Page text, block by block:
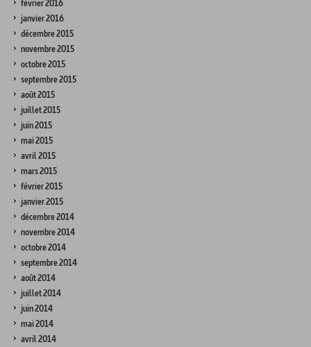
février 2016
janvier 2016
décembre 2015
novembre 2015
octobre 2015
septembre 2015
août 2015
juillet 2015
juin 2015
mai 2015
avril 2015
mars 2015
février 2015
janvier 2015
décembre 2014
novembre 2014
octobre 2014
septembre 2014
août 2014
juillet 2014
juin 2014
mai 2014
avril 2014